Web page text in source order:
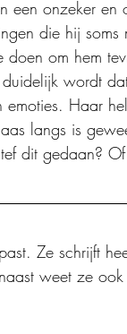
een onzeker en
die hij
om hem
wordt
Haar
langs is
dit gedaan?
Ze schrijft
weet ze ook